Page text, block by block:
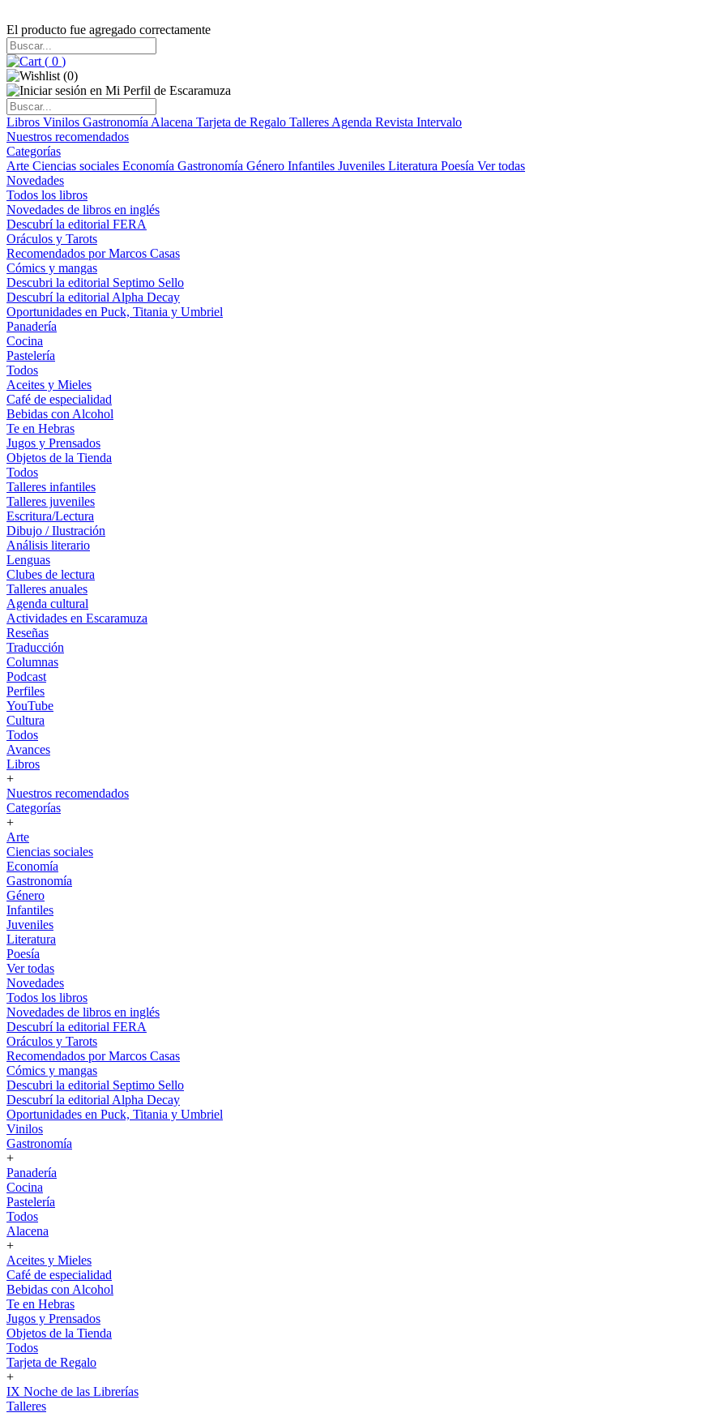
El producto fue agregado correctamente
( 0 )
(0)
Libros Vinilos Gastronomía Alacena Tarjeta de Regalo Talleres Agenda Revista Intervalo
Nuestros recomendados
Categorías
Arte Ciencias sociales Economía Gastronomía Género Infantiles Juveniles Literatura Poesía Ver todas
Novedades
Todos los libros
Novedades de libros en inglés
Descubrí la editorial FERA
Oráculos y Tarots
Recomendados por Marcos Casas
Cómics y mangas
Descubri la editorial Septimo Sello
Descubrí la editorial Alpha Decay
Oportunidades en Puck, Titania y Umbriel
Panadería
Cocina
Pastelería
Todos
Aceites y Mieles
Café de especialidad
Bebidas con Alcohol
Te en Hebras
Jugos y Prensados
Objetos de la Tienda
Todos
Talleres infantiles
Talleres juveniles
Escritura/Lectura
Dibujo / Ilustración
Análisis literario
Lenguas
Clubes de lectura
Talleres anuales
Agenda cultural
Actividades en Escaramuza
Reseñas
Traducción
Columnas
Podcast
Perfiles
YouTube
Cultura
Todos
Avances
Libros
+
Nuestros recomendados
Categorías
+
Arte
Ciencias sociales
Economía
Gastronomía
Género
Infantiles
Juveniles
Literatura
Poesía
Ver todas
Novedades
Todos los libros
Novedades de libros en inglés
Descubrí la editorial FERA
Oráculos y Tarots
Recomendados por Marcos Casas
Cómics y mangas
Descubri la editorial Septimo Sello
Descubrí la editorial Alpha Decay
Oportunidades en Puck, Titania y Umbriel
Vinilos
Gastronomía
+
Panadería
Cocina
Pastelería
Todos
Alacena
+
Aceites y Mieles
Café de especialidad
Bebidas con Alcohol
Te en Hebras
Jugos y Prensados
Objetos de la Tienda
Todos
Tarjeta de Regalo
+
IX Noche de las Librerías
Talleres